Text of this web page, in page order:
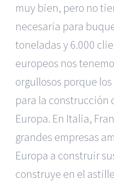
muy bien, pero no
necesaria para
toneladas y 6.000
europeos nos
orgullosos porque
para la construcción
Europa. En Italia,
grandes empresas
Europa a construir
construye en el